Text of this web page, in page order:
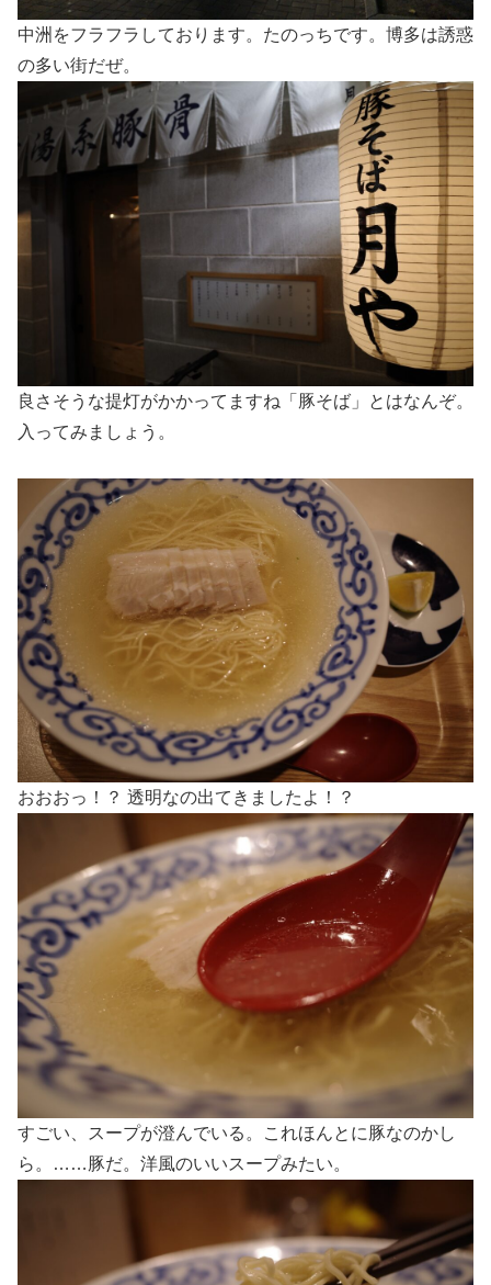
中洲をフラフラしております。たのっちです。博多は誘惑
の多い街だぜ。
良さそうな提灯がかかってますね「豚そば」とはなんぞ。
入ってみましょう。
おおおっ！？ 透明なの出てきましたよ！？
すごい、スープが澄んでいる。これほんとに豚なのかし
ら。……豚だ。洋風のいいスープみたい。